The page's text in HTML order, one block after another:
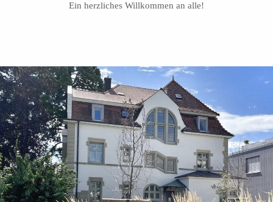
Ein herzliches Willkommen an alle!